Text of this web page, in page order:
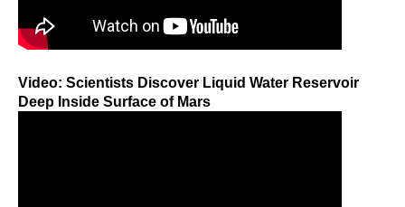
Video: Scientists Discover Liquid Water Reservoir
Deep Inside Surface of Mars